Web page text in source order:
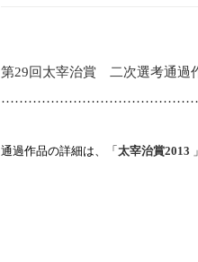
第29回太宰治賞 二次選考通過
通過作品の詳細は、「 太宰治賞2013